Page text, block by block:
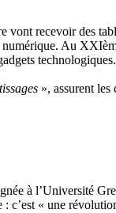
vont recevoir des
Au
», assurent
à l’Université
c’est « une